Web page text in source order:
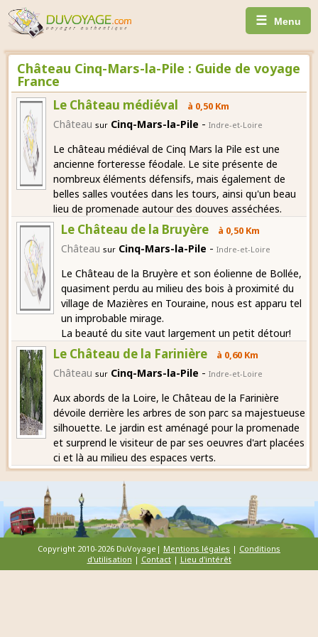
☰ Menu
Château Cinq-Mars-la-Pile : Guide de voyage
France
Le Château médiéval à 0,50 Km
Château sur Cinq-Mars-la-Pile - Indre-et-Loire
Le château médiéval de Cinq Mars la Pile est une
ancienne forteresse féodale. Le site présente de
nombreux éléments défensifs, mais également de
belles salles voutées dans les tours, ainsi qu'un beau
lieu de promenade autour des douves asséchées.
Le Château de la Bruyère à 0,50 Km
Château sur Cinq-Mars-la-Pile -Indre-et-Loire
Le Château de la Bruyère et son éolienne de Bollée,
quasiment perdu au milieu des bois à proximité du
village de Mazières en Touraine, nous est apparu tel
un improbable mirage.
La beauté du site vaut largement un petit détour!
Le Château de la Farinière à 0,60 Km
Château sur Cinq-Mars-la-Pile -Indre-et-Loire
Aux abords de la Loire, le Château de la Farinière
dévoile derrière les arbres de son parc sa majestueuse
silhouette. Le jardin est aménagé pour la promenade
et surprend le visiteur de par ses oeuvres d'art placées
ci et là au milieu des espaces verts.
Copyright 2010-2026 DuVoyage| Mentions légales | Conditions
d'utilisation | Contact| Lieu d'intérêt